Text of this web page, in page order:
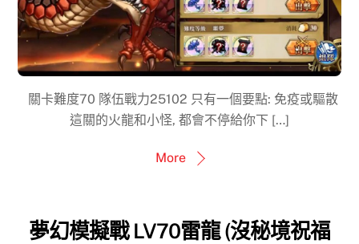
關卡難度70 隊伍戰力25102 只有一個要點: 免疫或驅散
這關的火龍和小怪, 都會不停給你下 […]
More
夢幻模擬戰 LV70雷龍 (沒秘境祝福